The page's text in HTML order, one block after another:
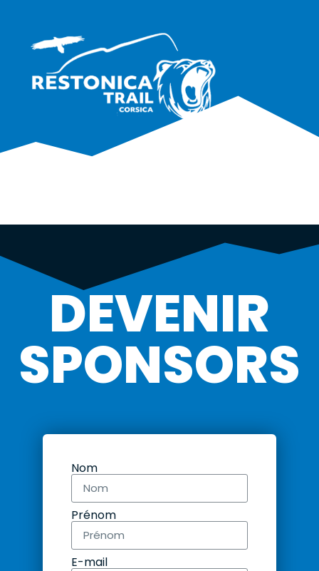
DEVENIR
SPONSORS
Nom
Prénom
E-mail